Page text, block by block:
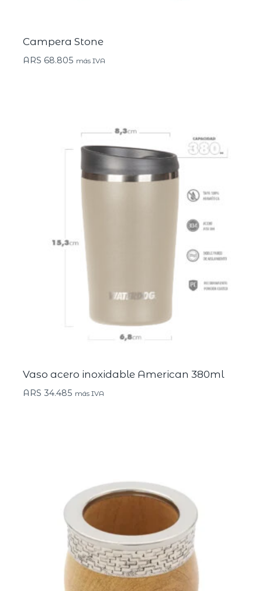
Campera Stone
ARS 68.805 más IVA
Vaso acero inoxidable American 380ml
ARS 34.485 más IVA